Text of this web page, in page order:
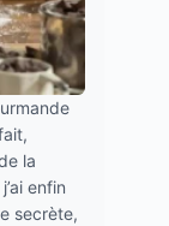
la
enfin
secrète,